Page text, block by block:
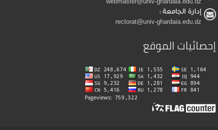
إدارة الجامعة :
rectorat@univ-ghardaia.edu.dz
إحصائيات الموقع